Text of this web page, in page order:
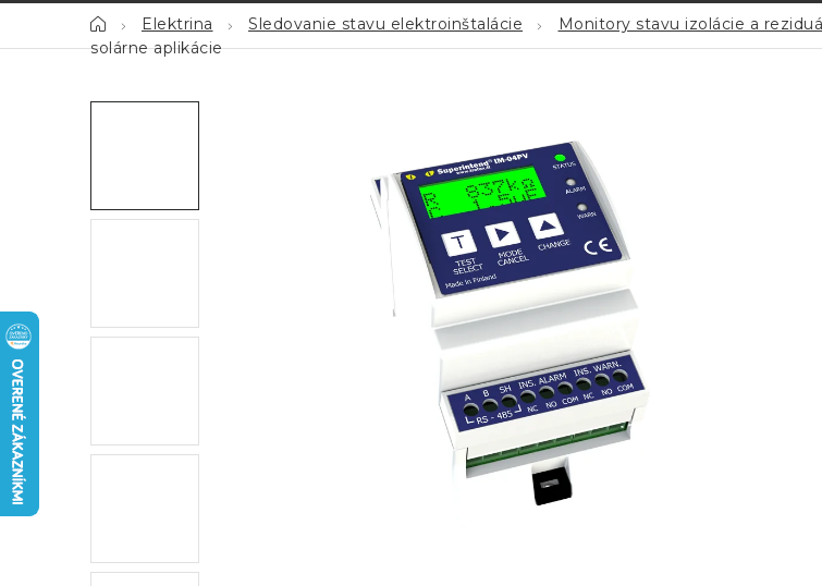
DomovElektrina Sledovanie stavu elektroinštalácie Monitory stavu izolácie a
solárne aplikácie